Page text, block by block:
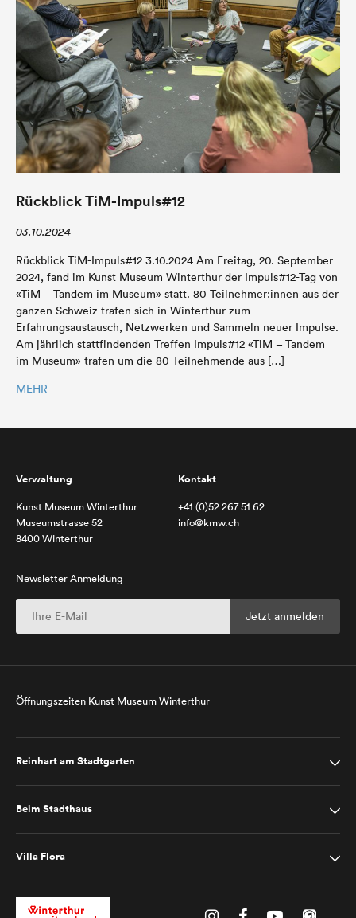
Rückblick TiM-Impuls#12
03.10.2024
Rückblick TiM-Impuls#12 3.10.2024 Am Freitag, 20. September
2024, fand im Kunst Museum Winterthur der Impuls#12-Tag von
«TiM – Tandem im Museum» statt. 80 Teilnehmer:innen aus der
ganzen Schweiz trafen sich in Winterthur zum
Erfahrungsaustausch, Netzwerken und Sammeln neuer Impulse.
Am jährlich stattfindenden Treffen Impuls#12 «TiM – Tandem
im Museum» trafen um die 80 Teilnehmende aus […]
MEHR
Verwaltung
Kunst Museum Winterthur
Museumstrasse 52
8400 Winterthur
Kontakt
+41 (0)52 267 51 62
info@kmw.ch
Newsletter Anmeldung
Öffnungszeiten Kunst Museum Winterthur
Reinhart am Stadtgarten
Beim Stadthaus
Villa Flora